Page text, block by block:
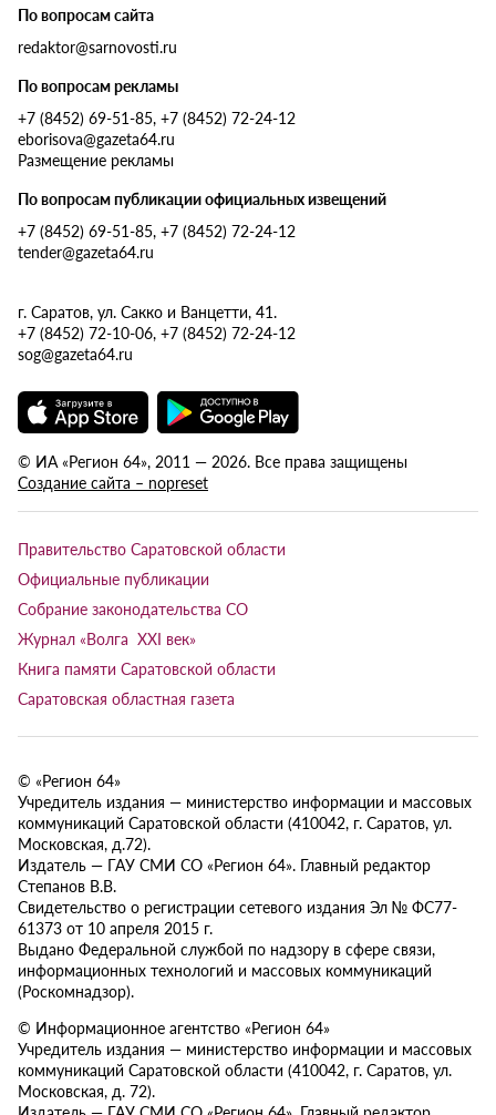
По вопросам сайта
redaktor@sarnovosti.ru
По вопросам рекламы
+7 (8452) 69-51-85, +7 (8452) 72-24-12
eborisova@gazeta64.ru
Размещение рекламы
По вопросам публикации официальных извещений
+7 (8452) 69-51-85, +7 (8452) 72-24-12
tender@gazeta64.ru
г. Саратов, ул. Сакко и Ванцетти, 41.
+7 (8452) 72-10-06, +7 (8452) 72-24-12
sog@gazeta64.ru
© ИА «Регион 64», 2011 — 2026. Все права защищены
Создание сайта – nopreset
Правительство Саратовской области
Официальные публикации
Собрание законодательства СО
Журнал «Волга XXI век»
Книга памяти Саратовской области
Саратовская областная газета
© «Регион 64»
Учредитель издания — министерство информации и массовых
коммуникаций Саратовской области (410042, г. Саратов, ул.
Московская, д.72).
Издатель — ГАУ СМИ СО «Регион 64». Главный редактор
Степанов В.В.
Свидетельство о регистрации сетевого издания Эл № ФС77-
61373 от 10 апреля 2015 г.
Выдано Федеральной службой по надзору в сфере связи,
информационных технологий и массовых коммуникаций
(Роскомнадзор).
© Информационное агентство «Регион 64»
Учредитель издания — министерство информации и массовых
коммуникаций Саратовской области (410042, г. Саратов, ул.
Московская, д. 72).